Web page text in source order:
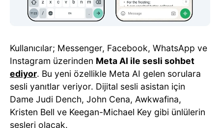
Kullanıcılar; Messenger, Facebook, WhatsApp ve
Instagram üzerinden Meta AI ile sesli sohbet
ediyor. Bu yeni özellikle Meta AI gelen sorulara
sesli yanıtlar veriyor. Dijital sesli asistan için
Dame Judi Dench, John Cena, Awkwafina,
Kristen Bell ve Keegan-Michael Key gibi ünlülerin
sesleri olacak.